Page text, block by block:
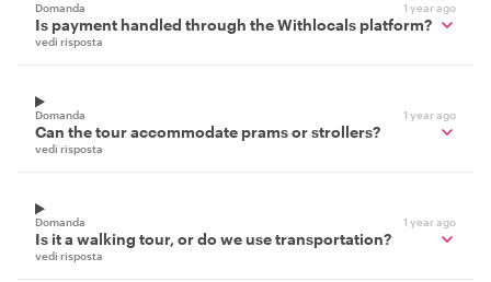
Domanda 1 year ago
Is payment handled through the Withlocals platform?
vedi risposta
Domanda 1 year ago
Can the tour accommodate prams or strollers?
vedi risposta
Domanda 1 year ago
Is it a walking tour, or do we use transportation?
vedi risposta